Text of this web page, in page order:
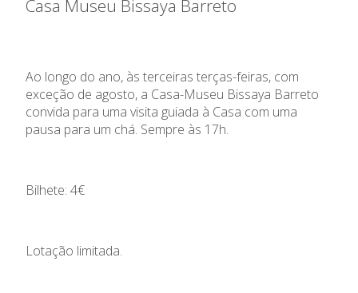
Casa Museu Bissaya Barreto
Ao longo do ano, às terceiras terças-feiras, com
exceção de agosto, a Casa-Museu Bissaya Barreto
convida para uma visita guiada à Casa com uma
pausa para um chá. Sempre às 17h.
Bilhete: 4€
Lotação limitada.